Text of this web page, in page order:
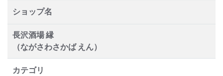
ショップ名
長沢酒場 縁
（ながさわさかば えん）
カテゴリ